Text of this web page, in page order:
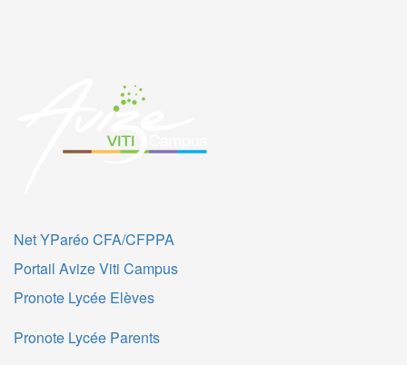
Net YParéo CFA/CFPPA
Portail Avize Viti Campus
Pronote Lycée Elèves
Pronote Lycée Parents